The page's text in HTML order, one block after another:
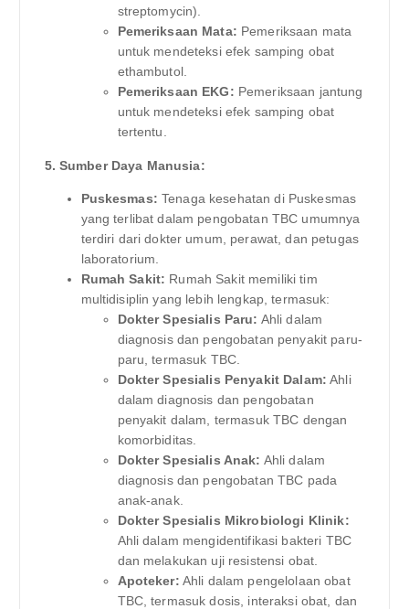
streptomycin).
Pemeriksaan Mata: Pemeriksaan mata
untuk mendeteksi efek samping obat
ethambutol.
Pemeriksaan EKG: Pemeriksaan jantung
untuk mendeteksi efek samping obat
tertentu.
5. Sumber Daya Manusia:
Puskesmas: Tenaga kesehatan di Puskesmas
yang terlibat dalam pengobatan TBC umumnya
terdiri dari dokter umum, perawat, dan petugas
laboratorium.
Rumah Sakit: Rumah Sakit memiliki tim
multidisiplin yang lebih lengkap, termasuk:
Dokter Spesialis Paru: Ahli dalam
diagnosis dan pengobatan penyakit paru-
paru, termasuk TBC.
Dokter Spesialis Penyakit Dalam: Ahli
dalam diagnosis dan pengobatan
penyakit dalam, termasuk TBC dengan
komorbiditas.
Dokter Spesialis Anak: Ahli dalam
diagnosis dan pengobatan TBC pada
anak-anak.
Dokter Spesialis Mikrobiologi Klinik:
Ahli dalam mengidentifikasi bakteri TBC
dan melakukan uji resistensi obat.
Apoteker: Ahli dalam pengelolaan obat
TBC, termasuk dosis, interaksi obat, dan